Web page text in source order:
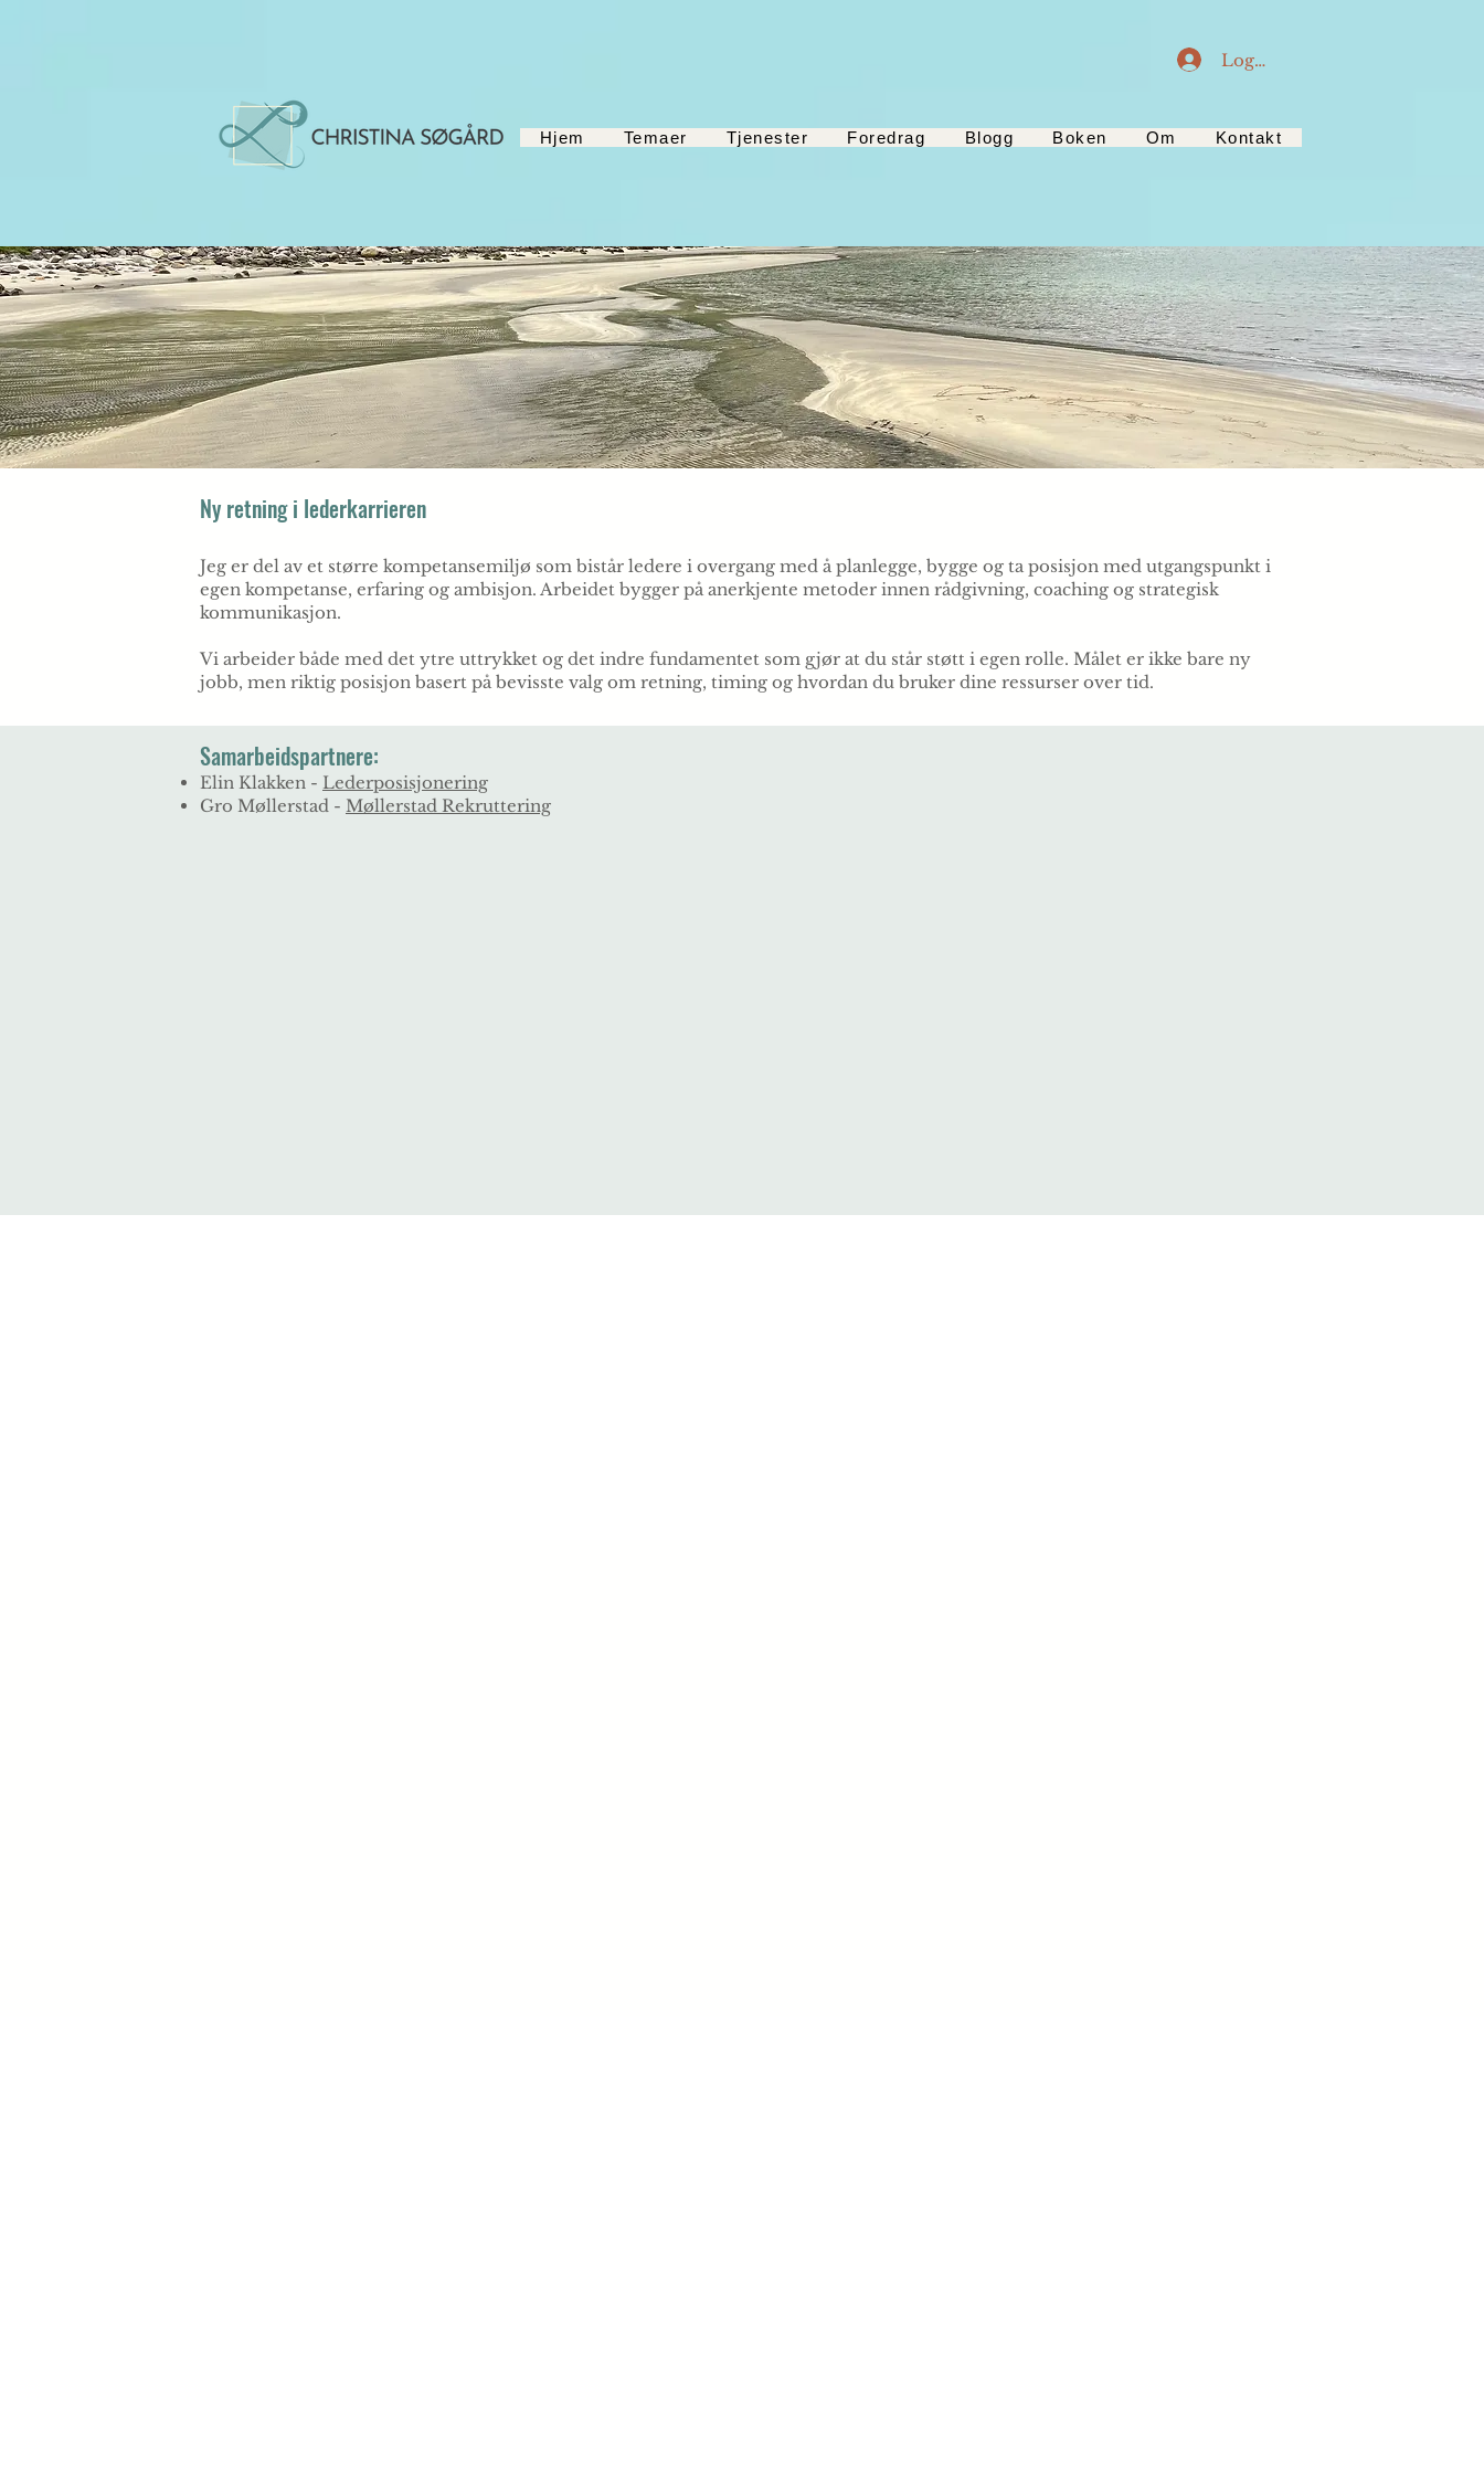
Logg inn
Hjem Temaer Tjenester Foredrag Blogg Boken Om Kontakt
Karriere &
overgang
Ny retning i lederkarrieren
Jeg er del av et større kompetansemiljø som bistår ledere i overgang med å planlegge, bygge og ta posisjon med utgangspunkt i
egen kompetanse, erfaring og ambisjon. Arbeidet bygger på anerkjente metoder innen rådgivning, coaching og strategisk
kommunikasjon.
Vi arbeider både med det ytre uttrykket og det indre fundamentet som gjør at du står støtt i egen rolle. Målet er ikke bare ny
jobb, men riktig posisjon basert på bevisste valg om retning, timing og hvordan du bruker dine ressurser over tid.
Samarbeidspartnere:​
Elin Klakken - Lederposisjonering
Gro Møllerstad - Møllerstad Rekruttering